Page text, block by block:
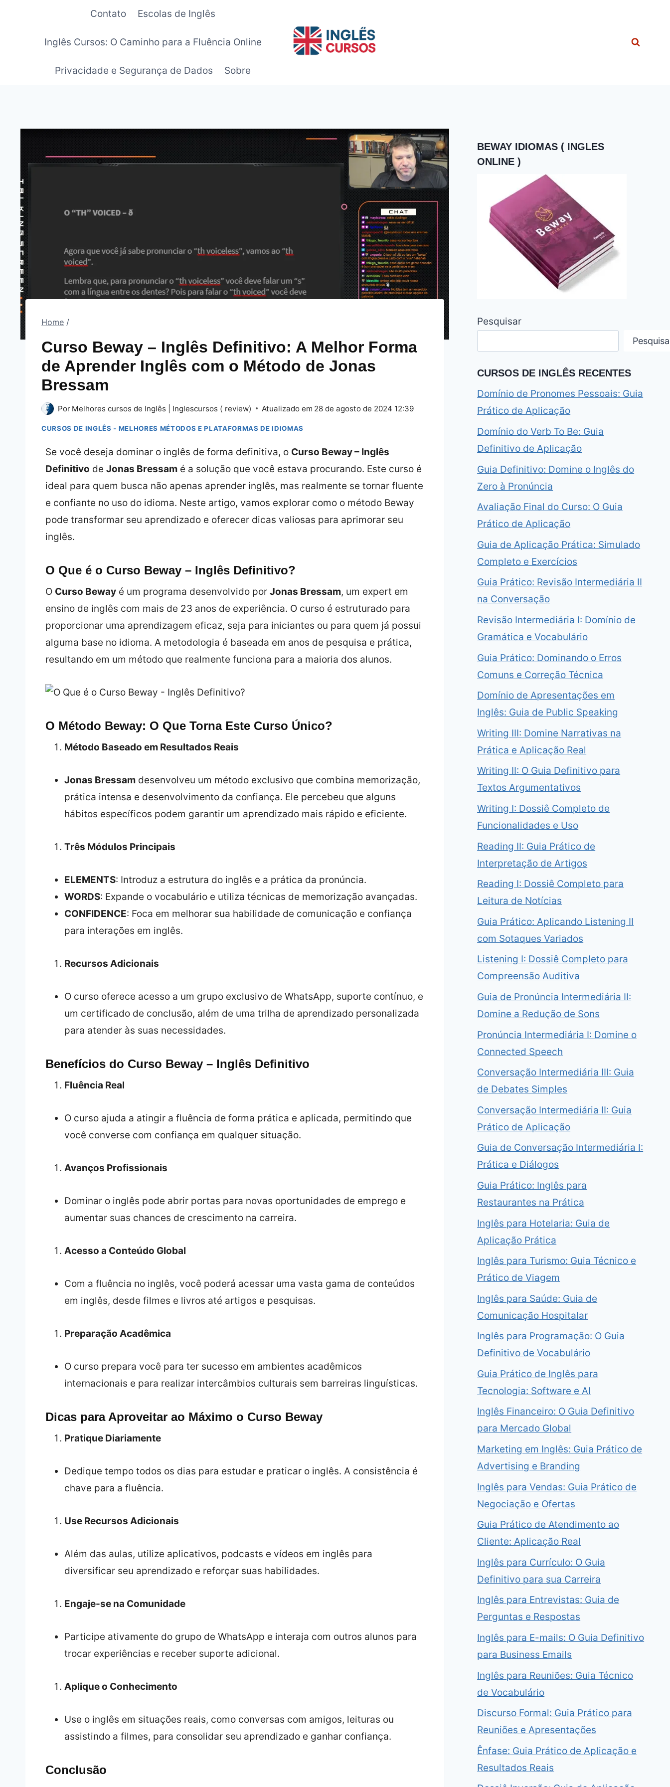
Contato Escolas de Inglês
Inglês Cursos: O Caminho para a Fluência Online
Privacidade e Segurança de Dados Sobre
Home /
Curso Beway – Inglês Definitivo: A Melhor Forma
de Aprender Inglês com o Método de Jonas
Bressam
Por Melhores cursos de Inglês | Inglescursos ( review) Atualizado em 28 de agosto de 2024 12:39
CURSOS DE INGLÊS - MELHORES MÉTODOS E PLATAFORMAS DE IDIOMAS
Se você deseja dominar o inglês de forma definitiva, o Curso Beway – Inglês
Definitivo de Jonas Bressamé a solução que você estava procurando. Este curso é
ideal para quem busca não apenas aprender inglês, mas realmente se tornar fluente
e confiante no uso do idioma. Neste artigo, vamos explorar como o método Beway
pode transformar seu aprendizado e oferecer dicas valiosas para aprimorar seu
inglês.
O Que é o Curso Beway – Inglês Definitivo?
O Curso Bewayé um programa desenvolvido por Jonas Bressam, um expert em
ensino de inglês com mais de 23 anos de experiência. O curso é estruturado para
proporcionar uma aprendizagem eficaz, seja para iniciantes ou para quem já possui
alguma base no idioma. A metodologia é baseada em anos de pesquisa e prática,
resultando em um método que realmente funciona para a maioria dos alunos.
O Método Beway: O Que Torna Este Curso Único?
Método Baseado em Resultados Reais
Jonas Bressamdesenvolveu um método exclusivo que combina memorização,
prática intensa e desenvolvimento da confiança. Ele percebeu que alguns
hábitos específicos podem garantir um aprendizado mais rápido e eficiente.
Três Módulos Principais
ELEMENTS: Introduz a estrutura do inglês e a prática da pronúncia.
WORDS: Expande o vocabulário e utiliza técnicas de memorização avançadas.
CONFIDENCE: Foca em melhorar sua habilidade de comunicação e confiança
para interações em inglês.
Recursos Adicionais
O curso oferece acesso a um grupo exclusivo de WhatsApp, suporte contínuo, e
um certificado de conclusão, além de uma trilha de aprendizado personalizada
para atender às suas necessidades.
Benefícios do Curso Beway – Inglês Definitivo
Fluência Real
O curso ajuda a atingir a fluência de forma prática e aplicada, permitindo que
você converse com confiança em qualquer situação.
Avanços Profissionais
Dominar o inglês pode abrir portas para novas oportunidades de emprego e
aumentar suas chances de crescimento na carreira.
Acesso a Conteúdo Global
Com a fluência no inglês, você poderá acessar uma vasta gama de conteúdos
em inglês, desde filmes e livros até artigos e pesquisas.
Preparação Acadêmica
O curso prepara você para ter sucesso em ambientes acadêmicos
internacionais e para realizar intercâmbios culturais sem barreiras linguísticas.
Dicas para Aproveitar ao Máximo o Curso Beway
Pratique Diariamente
Dedique tempo todos os dias para estudar e praticar o inglês. A consistência é
chave para a fluência.
Use Recursos Adicionais
Além das aulas, utilize aplicativos, podcasts e vídeos em inglês para
diversificar seu aprendizado e reforçar suas habilidades.
Engaje-se na Comunidade
Participe ativamente do grupo de WhatsApp e interaja com outros alunos para
trocar experiências e receber suporte adicional.
Aplique o Conhecimento
Use o inglês em situações reais, como conversas com amigos, leituras ou
assistindo a filmes, para consolidar seu aprendizado e ganhar confiança.
Conclusão
BEWAY IDIOMAS ( INGLES
ONLINE )
Pesquisar
CURSOS DE INGLÊS RECENTES
Domínio de Pronomes Pessoais: Guia
Prático de Aplicação
Domínio do Verb To Be: Guia
Definitivo de Aplicação
Guia Definitivo: Domine o Inglês do
Zero à Pronúncia
Avaliação Final do Curso: O Guia
Prático de Aplicação
Guia de Aplicação Prática: Simulado
Completo e Exercícios
Guia Prático: Revisão Intermediária II
na Conversação
Revisão Intermediária I: Domínio de
Gramática e Vocabulário
Guia Prático: Dominando o Erros
Comuns e Correção Técnica
Domínio de Apresentações em
Inglês: Guia de Public Speaking
Writing III: Domine Narrativas na
Prática e Aplicação Real
Writing II: O Guia Definitivo para
Textos Argumentativos
Writing I: Dossiê Completo de
Funcionalidades e Uso
Reading II: Guia Prático de
Interpretação de Artigos
Reading I: Dossiê Completo para
Leitura de Notícias
Guia Prático: Aplicando Listening II
com Sotaques Variados
Listening I: Dossiê Completo para
Compreensão Auditiva
Guia de Pronúncia Intermediária II:
Domine a Redução de Sons
Pronúncia Intermediária I: Domine o
Connected Speech
Conversação Intermediária III: Guia
de Debates Simples
Conversação Intermediária II: Guia
Prático de Aplicação
Guia de Conversação Intermediária I:
Prática e Diálogos
Guia Prático: Inglês para
Restaurantes na Prática
Inglês para Hotelaria: Guia de
Aplicação Prática
Inglês para Turismo: Guia Técnico e
Prático de Viagem
Inglês para Saúde: Guia de
Comunicação Hospitalar
Inglês para Programação: O Guia
Definitivo de Vocabulário
Guia Prático de Inglês para
Tecnologia: Software e AI
Inglês Financeiro: O Guia Definitivo
para Mercado Global
Marketing em Inglês: Guia Prático de
Advertising e Branding
Inglês para Vendas: Guia Prático de
Negociação e Ofertas
Guia Prático de Atendimento ao
Cliente: Aplicação Real
Inglês para Currículo: O Guia
Definitivo para sua Carreira
Inglês para Entrevistas: Guia de
Perguntas e Respostas
Inglês para E-mails: O Guia Definitivo
para Business Emails
Inglês para Reuniões: Guia Técnico
de Vocabulário
Discurso Formal: Guia Prático para
Reuniões e Apresentações
Ênfase: Guia Prático de Aplicação e
Resultados Reais